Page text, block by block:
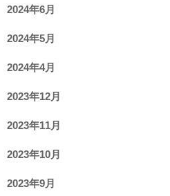
2024年6月
2024年5月
2024年4月
2023年12月
2023年11月
2023年10月
2023年9月